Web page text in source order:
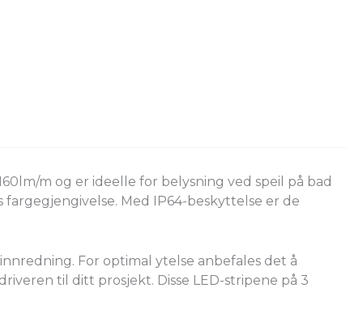
m og er ideelle for belysning ved speil på bad
Med IP64-beskyttelse er de
For optimal ytelse anbefales det å
til ditt prosjekt. Disse LED-stripene på 3